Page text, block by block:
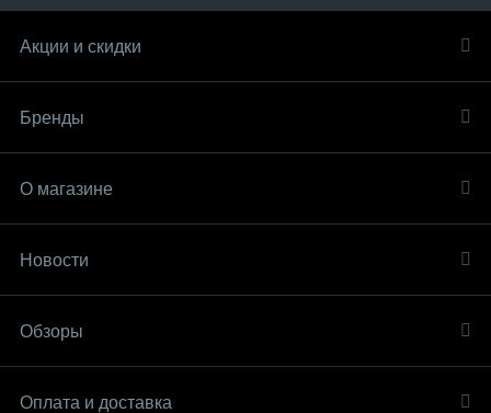
Акции и скидки
Бренды
О магазине
Новости
Обзоры
Оплата и доставка